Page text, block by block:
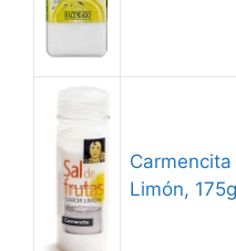
Limón, 175g